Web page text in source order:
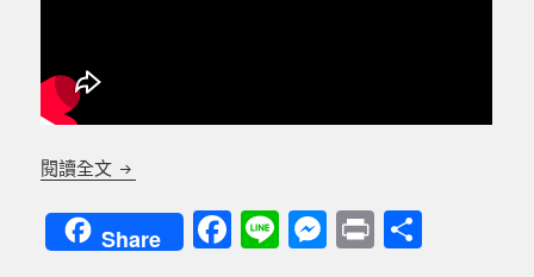
閱讀全文 固定式電動油壓輪椅升降平台搭配伸縮平台
Share F Li M P